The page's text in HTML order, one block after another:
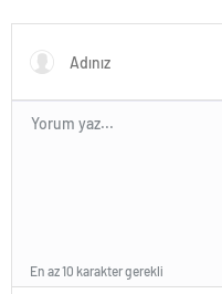
Türkiye’den Yavru Vatan’a
eserler…
En az 10 karakter gerekli